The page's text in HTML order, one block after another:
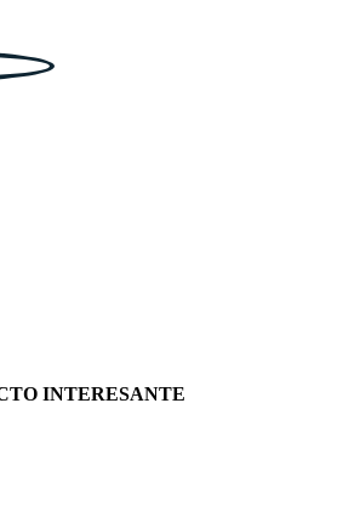
INTERESANTE